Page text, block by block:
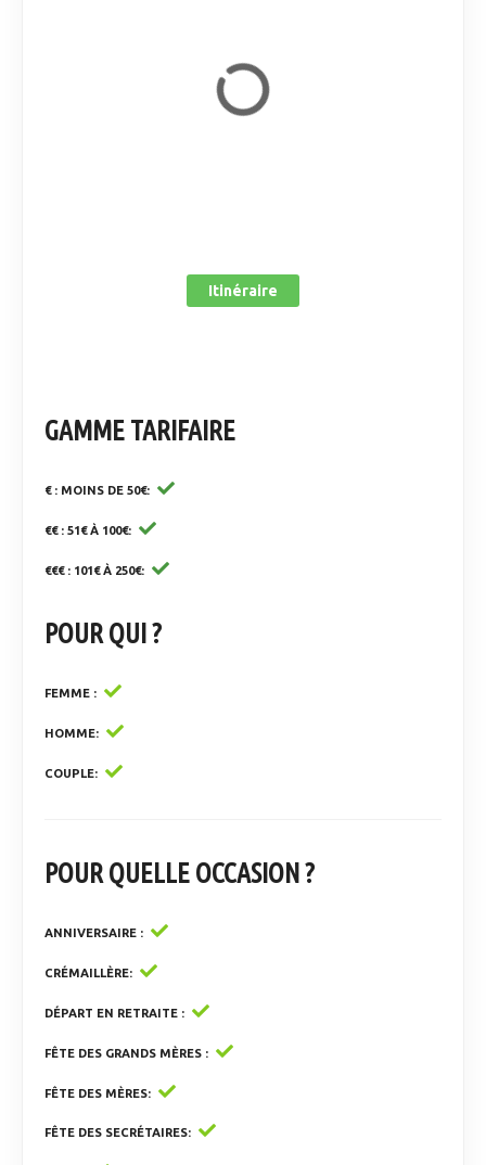
Itinéraire
GAMME TARIFAIRE
€ : MOINS DE 50€
€€ : 51€ À 100€
€€€ : 101€ À 250€
POUR QUI ?
FEMME
HOMME
COUPLE
POUR QUELLE OCCASION ?
ANNIVERSAIRE
CRÉMAILLÈRE
DÉPART EN RETRAITE
FÊTE DES GRANDS MÈRES
FÊTE DES MÈRES
FÊTE DES SECRÉTAIRES